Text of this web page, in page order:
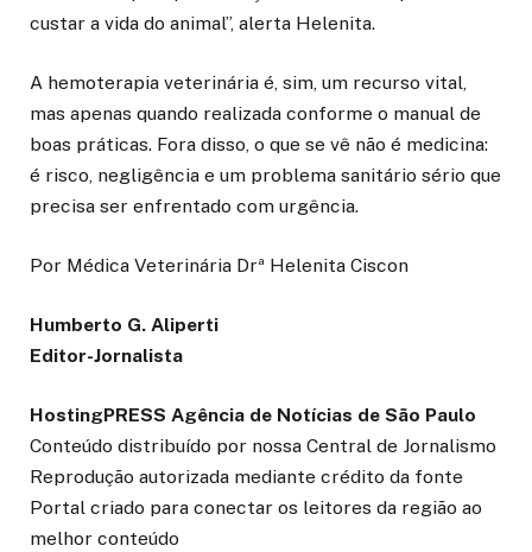
custar a vida do animal”, alerta Helenita.
A hemoterapia veterinária é, sim, um recurso vital,
mas apenas quando realizada conforme o manual de
boas práticas. Fora disso, o que se vê não é medicina:
é risco, negligência e um problema sanitário sério que
precisa ser enfrentado com urgência.
Por Médica Veterinária Drª Helenita Ciscon
Humberto G. Aliperti
Editor-Jornalista
HostingPRESS Agência de Notícias de São Paulo
Conteúdo distribuído por nossa Central de Jornalismo
Reprodução autorizada mediante crédito da fonte
Portal criado para conectar os leitores da região ao
melhor conteúdo